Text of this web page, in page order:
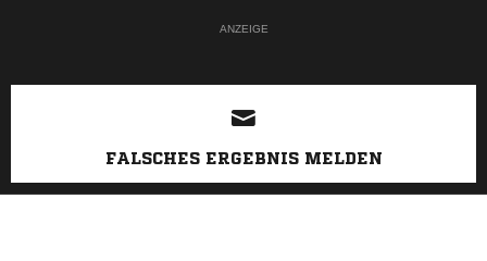
ANZEIGE
FALSCHES ERGEBNIS MELDEN